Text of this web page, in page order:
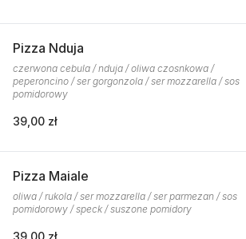
Pizza Nduja
czerwona cebula / nduja / oliwa czosnkowa /
peperoncino / ser gorgonzola / ser mozzarella / sos
pomidorowy
39,00 zł
Pizza Maiale
oliwa / rukola / ser mozzarella / ser parmezan / sos
pomidorowy / speck / suszone pomidory
39,00 zł